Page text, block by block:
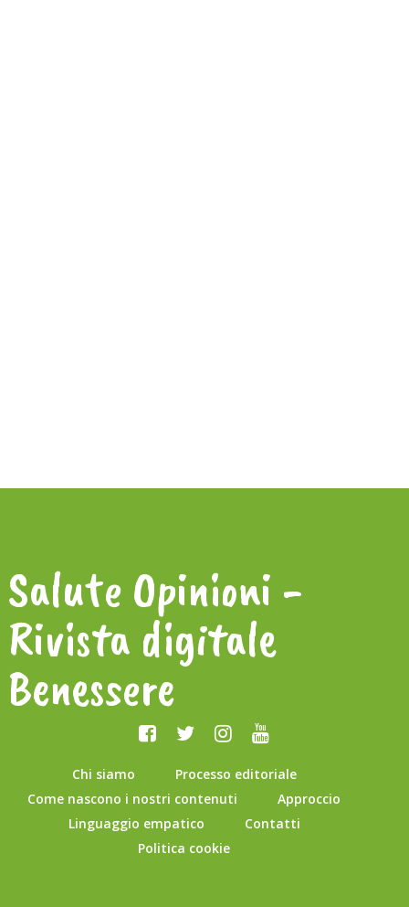
Salute Opinioni -
Rivista digitale
Benessere
Chi siamo
Processo editoriale
Come nascono i nostri contenuti
Approccio
Linguaggio empatico
Contatti
Politica cookie